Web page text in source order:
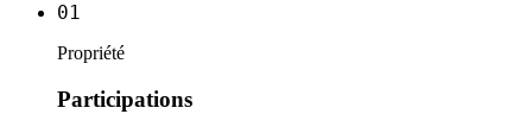
01
Propriété
Participations